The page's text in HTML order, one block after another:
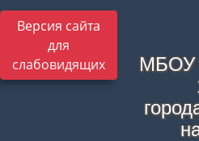
Версия сайта
для
слабовидящих
МБОУ